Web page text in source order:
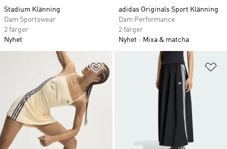
Stadium Klänning
Dam Sportswear
2 färger
Nyhet
adidas Originals Sport Klänning
Dam Performance
2 färger
Nyhet
Mixa & matcha
Lägg till på önskelistan